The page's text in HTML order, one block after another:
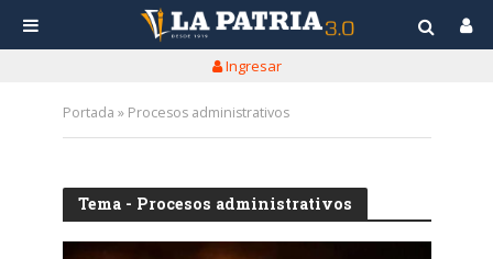
Ingresar
Portada » Procesos administrativos
Tema - Procesos administrativos